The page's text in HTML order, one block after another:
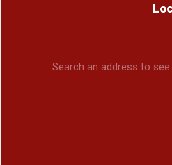
Search an address to